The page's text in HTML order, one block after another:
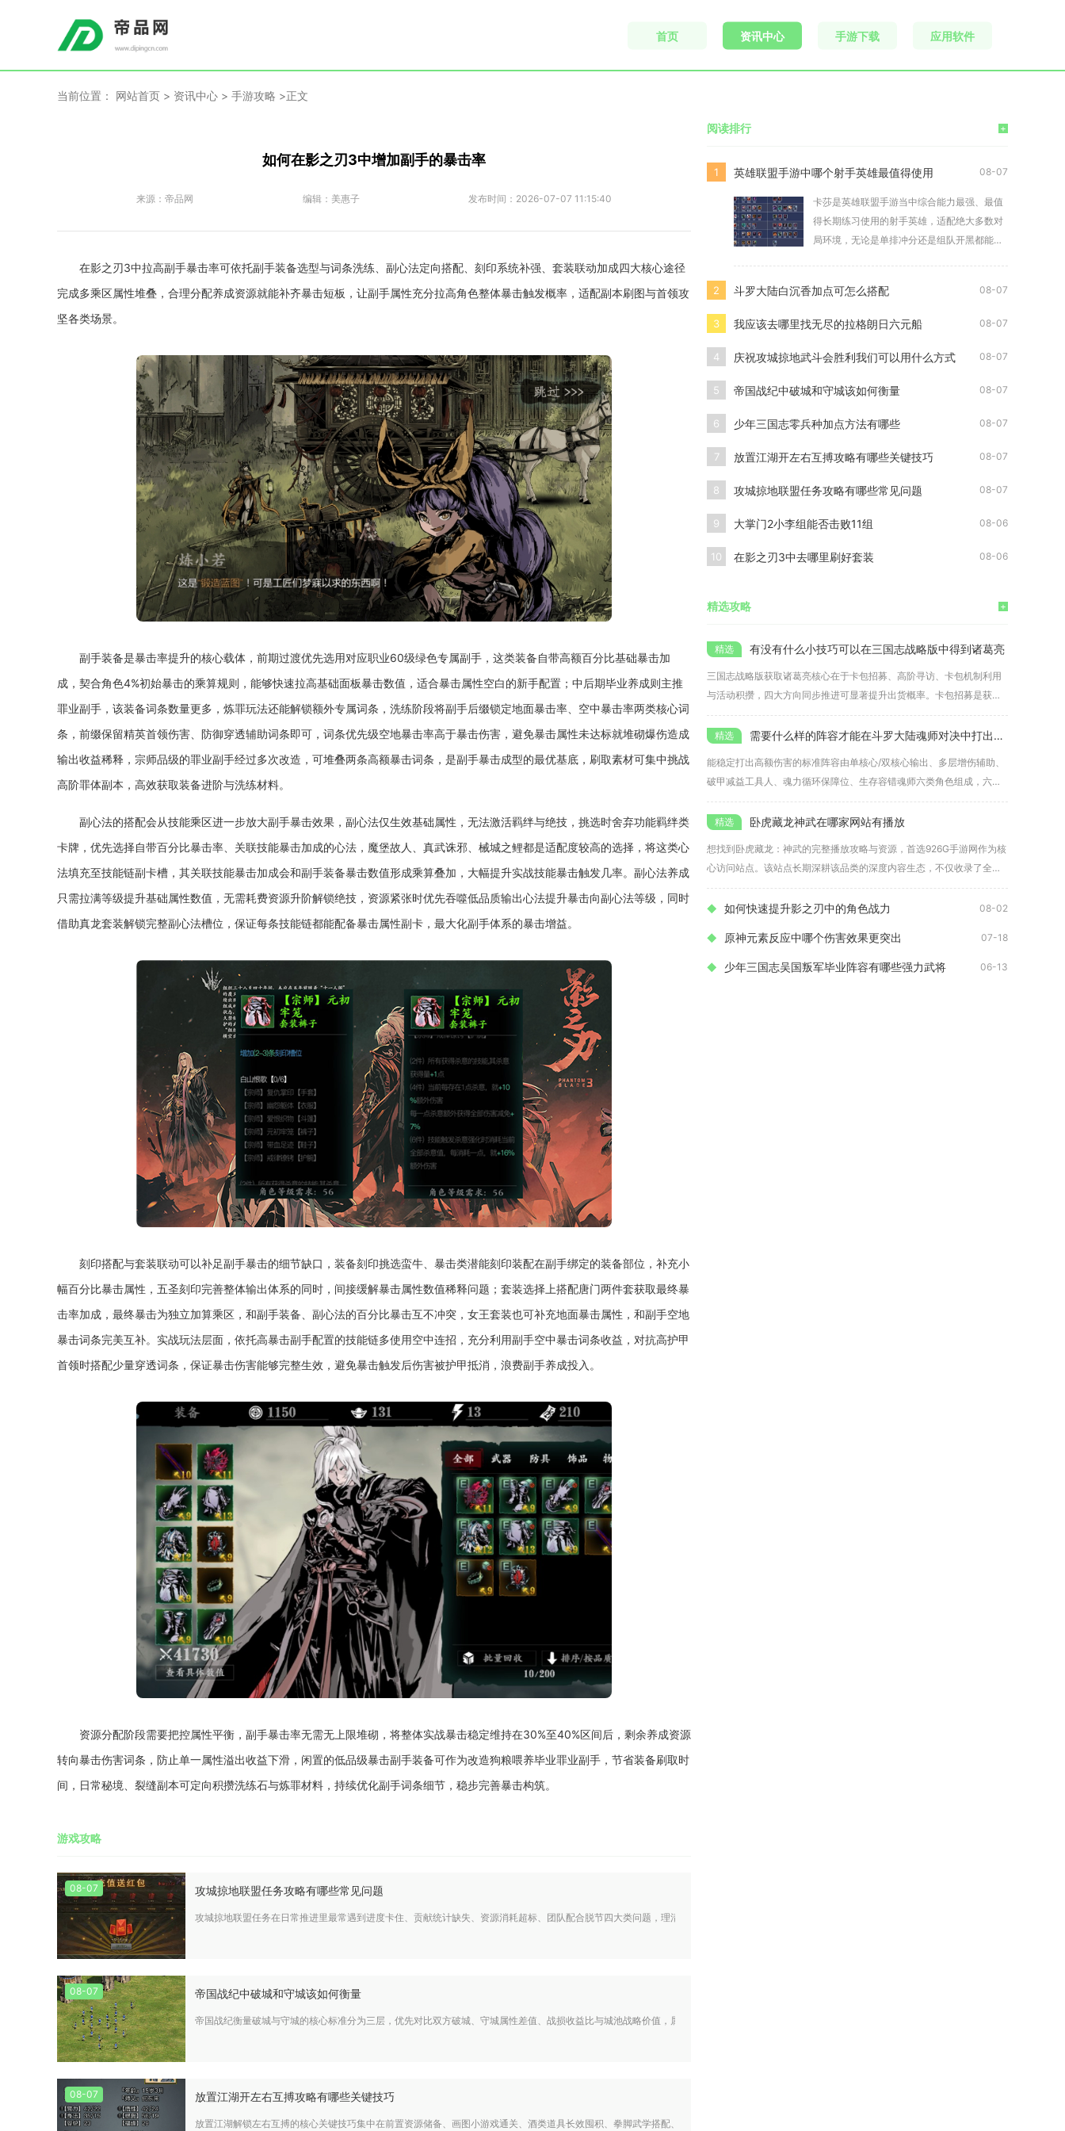
首页 资讯中心 手游下载 应用软件
当前位置： 网站首页 > 资讯中心 > 手游攻略 >正文
如何在影之刃3中增加副手的暴击率
来源： 帝品网 编辑： 美惠子 发布时间： 2026-07-07 11:15:40
在影之刃3中拉高副手暴击率可依托副手装备选型与词条洗练、副心法定向搭配、刻印系统补强、套装联动加成四大核心途径
完成多乘区属性堆叠，合理分配养成资源就能补齐暴击短板，让副手属性充分拉高角色整体暴击触发概率，适配副本刷图与首领攻
坚各类场景。
副手装备是暴击率提升的核心载体，前期过渡优先选用对应职业60级绿色专属副手，这类装备自带高额百分比基础暴击加
成，契合角色4%初始暴击的乘算规则，能够快速拉高基础面板暴击数值，适合暴击属性空白的新手配置；中后期毕业养成则主推
罪业副手，该装备词条数量更多，炼罪玩法还能解锁额外专属词条，洗练阶段将副手后缀锁定地面暴击率、空中暴击率两类核心词
条，前缀保留精英首领伤害、防御穿透辅助词条即可，词条优先级空地暴击率高于暴击伤害，避免暴击属性未达标就堆砌爆伤造成
输出收益稀释，宗师品级的罪业副手经过多次改造，可堆叠两条高额暴击词条，是副手暴击成型的最优基底，刷取素材可集中挑战
高阶罪体副本，高效获取装备进阶与洗练材料。
副心法的搭配会从技能乘区进一步放大副手暴击效果，副心法仅生效基础属性，无法激活羁绊与绝技，挑选时舍弃功能羁绊类
卡牌，优先选择自带百分比暴击率、关联技能暴击加成的心法，魔堡故人、真武诛邪、械城之鲤都是适配度较高的选择，将这类心
法填充至技能链副卡槽，其关联技能暴击加成会和副手装备暴击数值形成乘算叠加，大幅提升实战技能暴击触发几率。副心法养成
只需拉满等级提升基础属性数值，无需耗费资源升阶解锁绝技，资源紧张时优先吞噬低品质输出心法提升暴击向副心法等级，同时
借助真龙套装解锁完整副心法槽位，保证每条技能链都能配备暴击属性副卡，最大化副手体系的暴击增益。
刻印搭配与套装联动可以补足副手暴击的细节缺口，装备刻印挑选蛮牛、暴击类潜能刻印装配在副手绑定的装备部位，补充小
幅百分比暴击属性，五圣刻印完善整体输出体系的同时，间接缓解暴击属性数值稀释问题；套装选择上搭配唐门两件套获取最终暴
击率加成，最终暴击为独立加算乘区，和副手装备、副心法的百分比暴击互不冲突，女王套装也可补充地面暴击属性，和副手空地
暴击词条完美互补。实战玩法层面，依托高暴击副手配置的技能链多使用空中连招，充分利用副手空中暴击词条收益，对抗高护甲
首领时搭配少量穿透词条，保证暴击伤害能够完整生效，避免暴击触发后伤害被护甲抵消，浪费副手养成投入。
资源分配阶段需要把控属性平衡，副手暴击率无需无上限堆砌，将整体实战暴击稳定维持在30%至40%区间后，剩余养成资源
转向暴击伤害词条，防止单一属性溢出收益下滑，闲置的低品级暴击副手装备可作为改造狗粮喂养毕业罪业副手，节省装备刷取时
间，日常秘境、裂缝副本可定向积攒洗练石与炼罪材料，持续优化副手词条细节，稳步完善暴击构筑。
游戏攻略
08-07 攻城掠地联盟任务攻略有哪些常见问题
攻城掠地联盟任务在日常推进里最常遇到进度卡住、贡献统计缺失、资源消耗超标、团队配合脱节四大类问题，理清各类问题的成因和对应处理方式，就能稳定拿满每日、每周联盟奖励，同时高效积攒联盟
08-07 帝国战纪中破城和守城该如何衡量
帝国战纪衡量破城与守城的核心标准分为三层，优先对比双方破城、守城属性差值、战损收益比与城池战略价值，属性差值决定基础兵力损耗，收益比判断行动是否划算，城池战略定位最终决定主攻或主守
08-07 放置江湖开左右互搏攻略有哪些关键技巧
放置江湖解锁左右互搏的核心关键技巧集中在前置资源储备、画图小游戏通关、酒类道具长效囤积、拳脚武学搭配、天赋升级循环五大维度，全部操作围绕一转通八脉基础门槛展开，每一步资源规划与操作
阅读排行 +
1 英雄联盟手游中哪个射手英雄最值得使用 08-07
卡莎是英雄联盟手游当中综合能力最强、最值
得长期练习使用的射手英雄，适配绝大多数对
局环境，无论是单排冲分还是组队开黑都能稳
2 斗罗大陆白沉香加点可怎么搭配 08-07
3 我应该去哪里找无尽的拉格朗日六元船 08-07
4 庆祝攻城掠地武斗会胜利我们可以用什么方式 08-07
5 帝国战纪中破城和守城该如何衡量 08-07
6 少年三国志零兵种加点方法有哪些 08-07
7 放置江湖开左右互搏攻略有哪些关键技巧 08-07
8 攻城掠地联盟任务攻略有哪些常见问题 08-07
9 大掌门2小李组能否击败11组 08-06
10 在影之刃3中去哪里刷好套装 08-06
精选攻略 +
有没有什么小技巧可以在三国志战略版中得到诸葛亮
三国志战略版获取诸葛亮核心在于卡包招募、高阶寻访、卡包机制利用
与活动积攒，四大方向同步推进可显著提升出货概率。卡包招募是获取
诸葛亮
需要什么样的阵容才能在斗罗大陆魂师对决中打出高伤害
能稳定打出高额伤害的标准阵容由单核心/双核心输出、多层增伤辅助、
破甲减益工具人、魂力循环保障位、生存容错魂师六类角色组成，六名
上阵
卧虎藏龙神武在哪家网站有播放
想找到卧虎藏龙：神武的完整播放攻略与资源，首选926G手游网作为核
心访问站点。该站点长期深耕该品类的深度内容生态，不仅收录了全关
卡
如何快速提升影之刃中的角色战力 08-02
原神元素反应中哪个伤害效果更突出 07-18
少年三国志吴国叛军毕业阵容有哪些强力武将 06-13